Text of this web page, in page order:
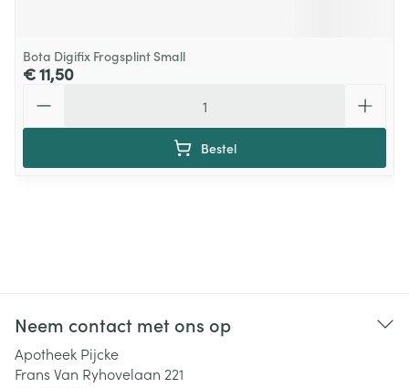
Bota Digifix Frogsplint Small
€ 11,50
Bestel
Neem contact met ons op
Apotheek Pijcke
Frans Van Ryhovelaan 221